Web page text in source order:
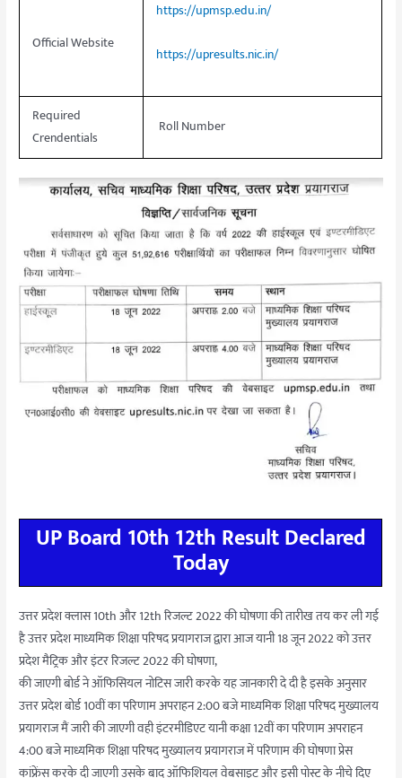
Official Website
https://upmsp.edu.in/
https://upresults.nic.in/
Required
Crendentials
Roll Number
UP Board 10th 12th Result Declared
Today
उत्तर प्रदेश क्लास 10th और 12th रिजल्ट 2022 की घोषणा की तारीख तय कर ली गई
है उत्तर प्रदेश माध्यमिक शिक्षा परिषद प्रयागराज द्वारा आज यानी 18 जून 2022 को उत्तर
प्रदेश मैट्रिक और इंटर रिजल्ट 2022 की घोषणा,
की जाएगी बोर्ड ने ऑफिसियल नोटिस जारी करके यह जानकारी दे दी है इसके अनुसार
उत्तर प्रदेश बोर्ड 10वीं का परिणाम अपराहन 2:00 बजे माध्यमिक शिक्षा परिषद मुख्यालय
प्रयागराज मैं जारी की जाएगी वही इंटरमीडिएट यानी कक्षा 12वीं का परिणाम अपराहन
4:00 बजे माध्यमिक शिक्षा परिषद मुख्यालय प्रयागराज में परिणाम की घोषणा प्रेस
कांफ्रेंस करके दी जाएगी उसके बाद ऑफिशियल वेबसाइट और इसी पोस्ट के नीचे दिए